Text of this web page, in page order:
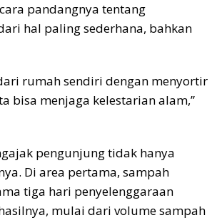
pandangnya tentang
hal paling sederhana, bahkan
rumah sendiri dengan menyortir
bisa menjaga kelestarian alam,”
pengunjung tidak hanya
Di area pertama, sampah
tiga hari penyelenggaraan
mulai dari volume sampah